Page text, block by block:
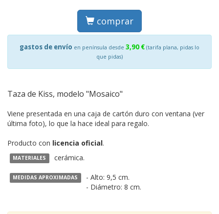
comprar
gastos de envío en península desde 3,90 € (tarifa plana, pidas lo
que pidas)
Taza de Kiss, modelo "Mosaico"
Viene presentada en una caja de cartón duro con ventana (ver
última foto), lo que la hace ideal para regalo.
Producto con licencia oficial.
MATERIALES cerámica.
MEDIDAS APROXIMADAS
- Alto: 9,5 cm.
- Diámetro: 8 cm.